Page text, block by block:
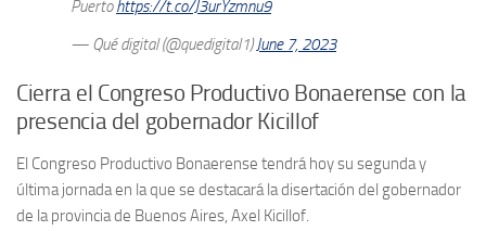
Puertohttps://t.co/J3urYzmnu9
— Qué digital (@quedigital1)June 7, 2023
Cierra el Congreso Productivo Bonaerense con la
presencia del gobernador Kicillof
El Congreso Productivo Bonaerense tendrá hoy su segunda y
última jornada en la que se destacará la disertación del gobernador
de la provincia de Buenos Aires, Axel Kicillof.